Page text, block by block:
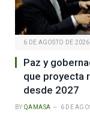
6 DE AGOSTO DE 2026
Paz y
que proyecta
desde 2027
BY QAMASA 6 DE